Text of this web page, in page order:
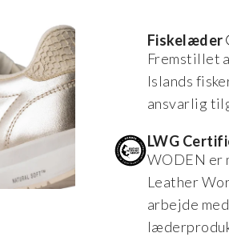
Fiskelæder
Fremstillet
Islands
ansvarlig
LWG
WODEN er
Leather
arbejde